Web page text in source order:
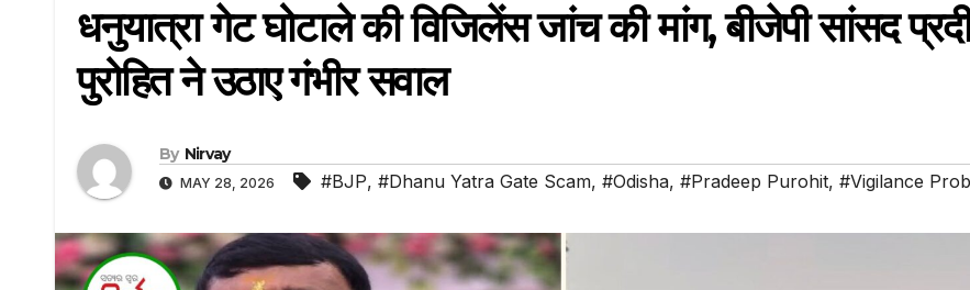
धनुयात्रा गेट घोटाले की विजिलेंस जांच की मांग, बीजेपी सांसद
पुरोहित ने उठाए गंभीर सवाल
By Nirvay
MAY 28, 2026 #BJP, #Dhanu Yatra Gate Scam, #Odisha, #Pradeep Purohit, #Vigilance